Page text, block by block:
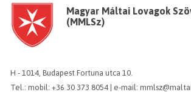
Magyar Máltai Lovagok
(MMLSz)
H - 1014, Budapest Fortuna utca 10.
Tel.: mobil: +36 30 373 8054 | e-mail: